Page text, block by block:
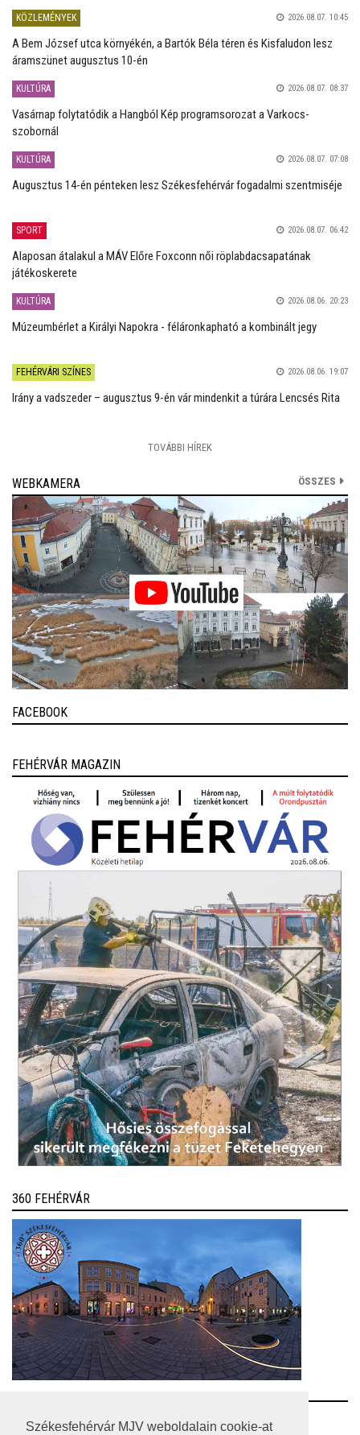
Székesfehérvár MJV weboldalain cookie-at
KÖZLEMÉNYEK 2026.08.07. 10:45
A Bem József utca környékén, a Bartók Béla téren és Kisfaludon lesz
áramszünet augusztus 10-én
KULTÚRA 2026.08.07. 08:37
Vasárnap folytatódik a Hangból Kép programsorozat a Varkocs-
szobornál
KULTÚRA 2026.08.07. 07:08
Augusztus 14-én pénteken lesz Székesfehérvár fogadalmi szentmiséje
SPORT 2026.08.07. 06:42
Alaposan átalakul a MÁV Előre Foxconn női röplabdacsapatának
játékoskerete
KULTÚRA 2026.08.06. 20:23
Múzeumbérlet a Királyi Napokra - féláronkapható a kombinált jegy
FEHÉRVÁRI SZÍNES 2026.08.06. 19:07
Irány a vadszeder – augusztus 9-én vár mindenkit a túrára Lencsés Rita
TOVÁBBI HÍREK
WEBKAMERA ÖSSZES
FACEBOOK
FEHÉRVÁR MAGAZIN
360 FEHÉRVÁR
RSS